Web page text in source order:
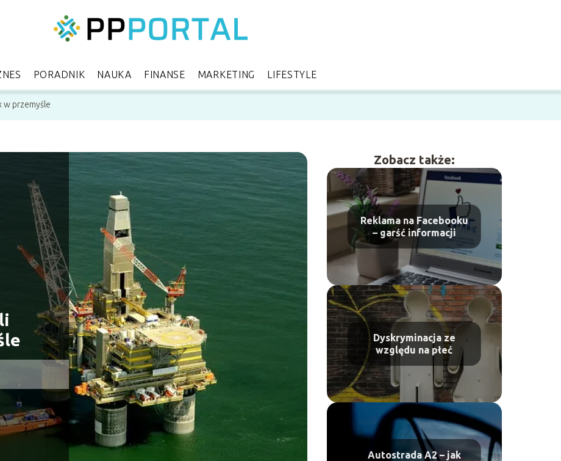
PORADNIK NAUKA FINANSE MARKETING LIFESTYLE
w przemyśle
Zobacz także:
Reklama na Facebooku
– garść informacji
Dyskryminacja ze
względu na płeć
Autostrada A2 – jak